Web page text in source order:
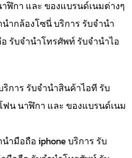
ฬิกา และ ของแบรนด์เนมต่างๆ
ำกล้องโซนี่ บริการ รับจำนำ
รับจำนำโทรศัพท์ รับจำนำไอ
การ รับจำนำสินค้าไอที รับ
น นาฬิกา และ ของแบรนด์เนม
ำมือถือ iphone บริการ รับ